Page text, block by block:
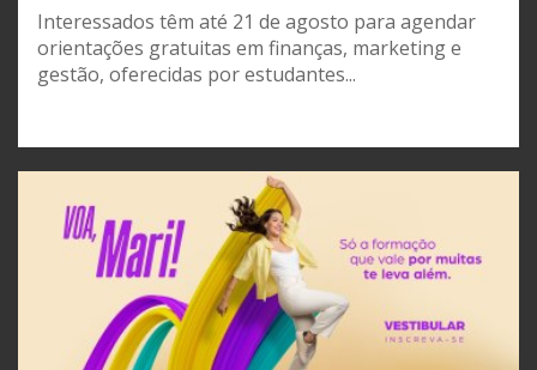
Interessados têm até 21 de agosto para agendar
orientações gratuitas em finanças, marketing e
gestão, oferecidas por estudantes...